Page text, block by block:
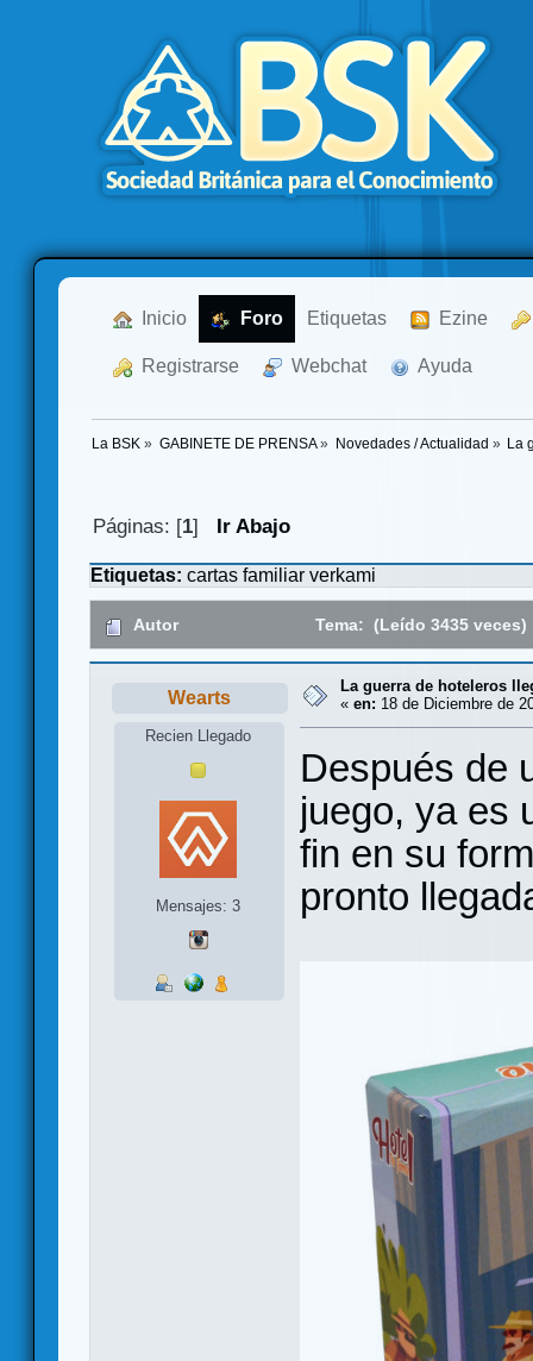
Inicio Foro Etiquetas Ezine
Registrarse Webchat Ayuda
La BSK » GABINETE DE PRENSA» Novedades / Actualidad » La
Páginas: [1] Ir Abajo
Etiquetas: cartas familiar verkami
Autor Tema: (Leído 3435 veces)
Wearts
Recien Llegado
Mensajes: 3
La guerra de hoteleros
« en: 18 de Diciembre de
Después de
juego, ya es
fin en su
pronto